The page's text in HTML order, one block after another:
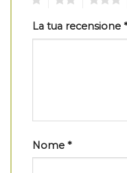
La tua recensione *
Nome *